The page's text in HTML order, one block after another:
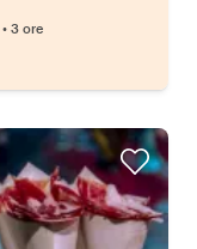
• 3 ore